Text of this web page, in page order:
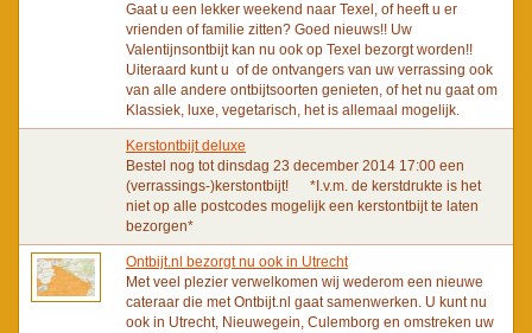
Gaat u een lekker weekend naar Texel, of heeft u er
vrienden of familie zitten? Goed nieuws!! Uw
Valentijnsontbijt kan nu ook op Texel bezorgt worden!!
Uiteraard kunt u of de ontvangers van uw verrassing ook
van alle andere ontbijtsoorten genieten, of het nu gaat om
Klassiek, luxe, vegetarisch, het is allemaal mogelijk.
Kerstontbijt deluxe
Bestel nog tot dinsdag 23 december 2014 17:00 een
(verrassings-)kerstontbijt! *I.v.m. de kerstdrukte is het
niet op alle postcodes mogelijk een kerstontbijt te laten
bezorgen*
Ontbijt.nl bezorgt nu ook in Utrecht
Met veel plezier verwelkomen wij wederom een nieuwe
cateraar die met Ontbijt.nl gaat samenwerken. U kunt nu
ook in Utrecht, Nieuwegein, Culemborg en omstreken uw